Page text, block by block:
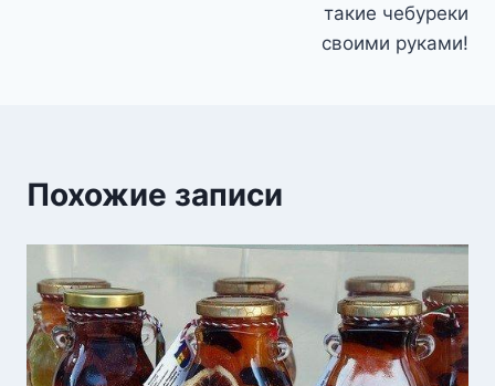
такие чебуреки
своими руками!
Похожие записи